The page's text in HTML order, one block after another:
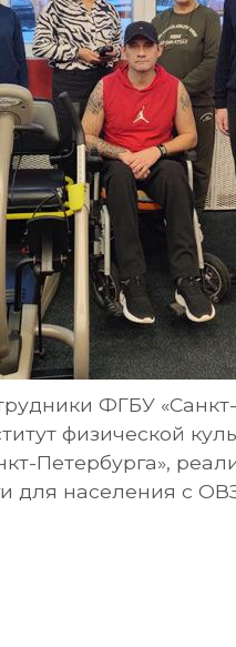
ФГБУ
физической
Петербурга»,
для населения с